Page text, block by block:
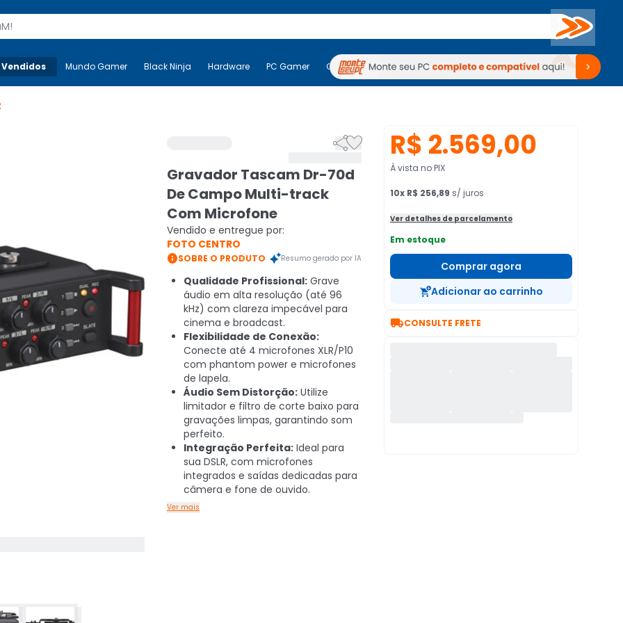
Buscar
Mais-v- Mundo Gamer Black Ninja Hardware PC Gamer Computadores Periféricos TV Venda no KaBuM!
Mundo Gamer Black Ninja Hardware PC Gamer Computadores Periféricos TV Venda no KaBuM!

Gravador Tascam Dr-70d
De Campo Multi-track
Com Microfone
Vendido e entregue por:
FOTO CENTRO
SOBRE O PRODUTO Resumo gerado por IA
Qualidade Profissional: Grave
áudio em alta resolução (até 96
kHz) com clareza impecável para
cinema e broadcast.
Flexibilidade de Conexão:
Conecte até 4 microfones XLR/P10
com phantom power e microfones
de lapela.
Áudio Sem Distorção: Utilize
limitador e filtro de corte baixo para
gravações limpas, garantindo som
perfeito.
Integração Perfeita: Ideal para
sua DSLR, com microfones
integrados e saídas dedicadas para
câmera e fone de ouvido.
Ver mais
R$ 2.569,00
À vista no PIX
10x R$ 256,89 s/ juros
Ver detalhes de parcelamento
Em estoque
Comprar agora
Adicionar ao carrinho
CONSULTE FRETE